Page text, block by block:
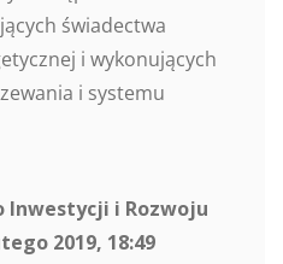
świadectwa
i wykonujących
i systemu
i Rozwoju
2019, 18:49